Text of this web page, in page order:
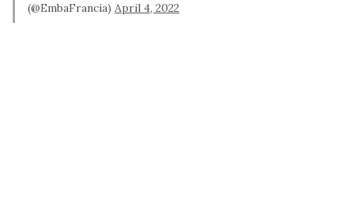
(@EmbaFrancia) April 4, 2022